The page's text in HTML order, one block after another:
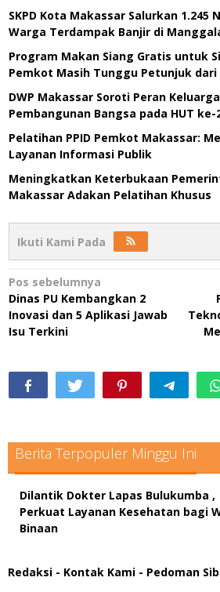
SKPD Kota Makassar Salurkan 1.245
Warga Terdampak Banjir di
Program Makan Siang Gratis untuk
Pemkot Masih Tunggu Petunjuk
DWP Makassar Soroti Peran
Pembangunan Bangsa pada HUT ke-
Pelatihan PPID Pemkot Makassar:
Layanan Informasi Publik
Meningkatkan Keterbukaan
Makassar Adakan Pelatihan Khusus
Ikuti Kami Pada
Navigasi
pos
Pos sebelumnya
Dinas PU Kembangkan 2
Inovasi dan 5 Aplikasi Jawab
Isu Terkini
Berita Terpopuler Minggu Ini
Dilantik Dokter Lapas Bulukumba ,
Perkuat Layanan Kesehatan bagi
Binaan
Redaksi - Kontak Kami - Pedoman